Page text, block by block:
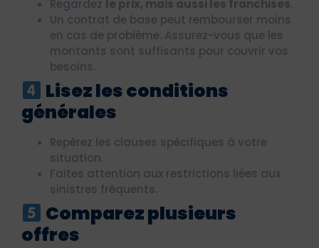
Regardez le prix, mais aussi les franchises.
Un contrat de base peut rembourser moins
en cas de problème. Assurez-vous que les
montants sont suffisants pour couvrir vos
besoins.
Lisez les conditions
générales
Repérez les clauses spécifiques à votre
situation.
Faites attention aux restrictions liées aux
sinistres fréquents.
Comparez plusieurs
offres